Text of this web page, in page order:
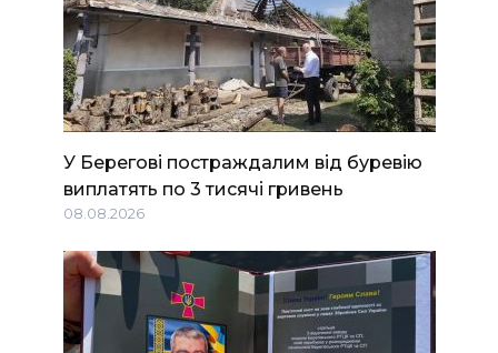
У Берегові постраждалим від буревію
виплатять по 3 тисячі гривень
08.08.2026